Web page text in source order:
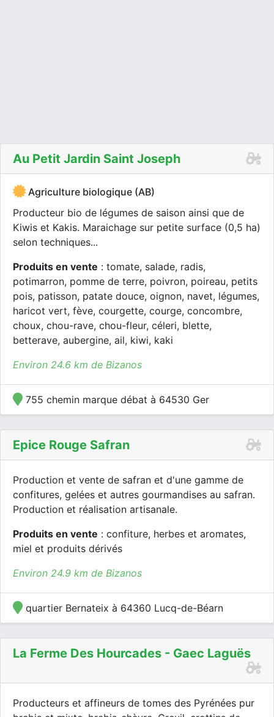
Au Petit Jardin Saint Joseph
Agriculture biologique (AB)
Producteur bio de légumes de saison ainsi que de
Kiwis et Kakis. Maraichage sur petite surface (0,5 ha)
selon techniques...
Produits en vente : tomate, salade, radis,
potimarron, pomme de terre, poivron, poireau, petits
pois, patisson, patate douce, oignon, navet, légumes,
haricot vert, fève, courgette, courge, concombre,
choux, chou-rave, chou-fleur, céleri, blette,
betterave, aubergine, ail, kiwi, kaki
Environ 24.6 km de Bizanos
755 chemin marque débat à 64530 Ger
Epice Rouge Safran
Production et vente de safran et d'une gamme de
confitures, gelées et autres gourmandises au safran.
Production et réalisation artisanale.
Produits en vente : confiture, herbes et aromates,
miel et produits dérivés
Environ 24.9 km de Bizanos
quartier Bernateix à 64360 Lucq-de-Béarn
La Ferme Des Hourcades - Gaec Laguës
Producteurs et affineurs de tomes des Pyrénées pur